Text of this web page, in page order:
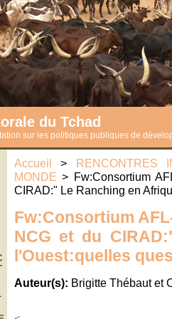
du Tchad
sur les politiques publiques de
Accueil > RENCONTRES
MONDE > Fw:Consortium
CIRAD:" Le Ranching en
Fw:Consortium
NCG et du
l'Ouest:quelles
Auteur(s): Brigitte Thébaut et